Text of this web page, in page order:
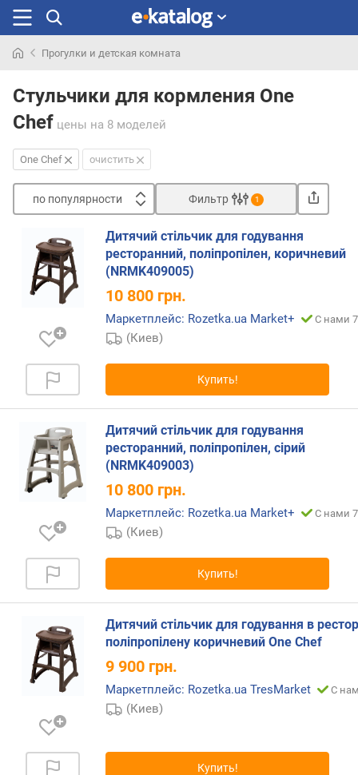
раньше
Прогулки и детская комната
Стульчики для кормления One
Chef цены на 8 моделей
One Chef очистить
по популярности
п
о
п
у
л
я
н
с
т
и
д
ш
х
к
д
о
о
г
и
Фильтр 1
Дитячий стільчик для годування
ресторанний, поліпропілен, коричневий
(NRMK409005)
10 800 грн.
Маркетплейс: Rozetka.ua Market+ С нами
(Киев)
Купить!
Дитячий стільчик для годування
ресторанний, поліпропілен, сірий
(NRMK409003)
10 800 грн.
Маркетплейс: Rozetka.ua Market+ С нами
(Киев)
Купить!
Дитячий стільчик для годування в
поліпропілену коричневий One Chef
9 900 грн.
Маркетплейс: Rozetka.ua TresMarket С
(Киев)
Купить!